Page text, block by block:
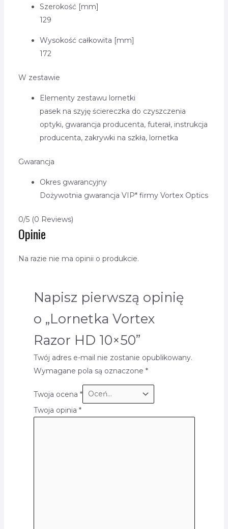
Szerokość [mm]
129
Wysokość całkowita [mm]
172
W zestawie
Elementy zestawu lornetki
pasek na szyję ściereczka do czyszczenia
optyki, gwarancja producenta, futerał, instrukcja
producenta, zakrywki na szkła, lornetka
Gwarancja
Okres gwarancyjny
Dożywotnia gwarancja VIP* firmy Vortex Optics
0/5 (0 Reviews)
Opinie
Na razie nie ma opinii o produkcie.
Napisz pierwszą opinię
o „Lornetka Vortex
Razor HD 10×50”
Twój adres e-mail nie zostanie opublikowany.
Wymagane pola są oznaczone *
Twoja ocena *
Twoja opinia *